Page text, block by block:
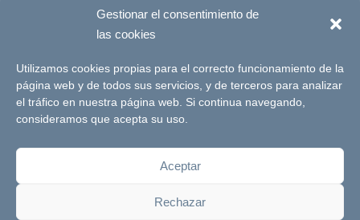
Gestionar el consentimiento de
las cookies
Utilizamos cookies propias para el correcto funcionamiento de la
página web y de todos sus servicios, y de terceros para analizar
el tráfico en nuestra página web. Si continua navegando,
consideramos que acepta su uso.
Aceptar
Rechazar
Únete a la fundación
© Futuro Singular Córdoba 2017. Web
desarrollada por
Aviso Legal
Política de cookies